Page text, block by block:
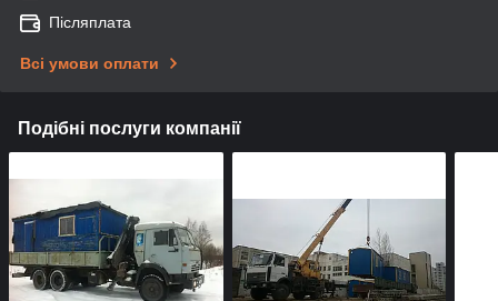
Післяплата
Всі умови оплати
Подібні послуги компанії